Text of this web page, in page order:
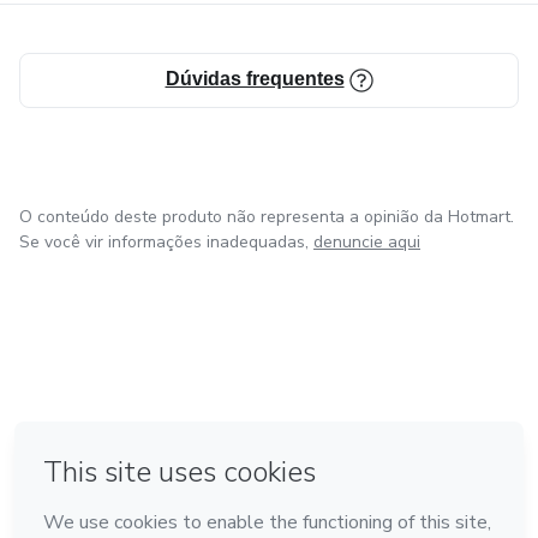
Dúvidas frequentes
O conteúdo deste produto não representa a opinião da Hotmart.
Se você vir informações inadequadas, denuncie aqui
Feito com ❤ na Cidade do México